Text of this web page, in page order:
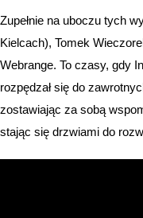
Zupełnie na uboczu tych
Kielcach), Tomek
Webrange. To czasy, gdy
rozpędzał się do
zostawiając za sobą
stając się drzwiami do